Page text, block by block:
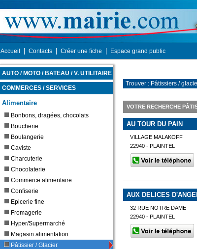
Accueil Contacts Créer une fiche Espace grand public
AUTO / MOTO / BATEAU / V. UTILITAIRE
COMMERCES / SERVICES
Alimentaire
Bonbons, dragées, chocolats
Boucherie
Boulangerie
Caviste
Charcuterie
Chocolaterie
Commerce alimentaire
Confiserie
Epicerie fine
Fromagerie
Hyper/Supermarché
Magasin alimentation
Pâtissier / Glacier
Trouver : Pâtissiers /
VOTRE RECHERCHE
AU TOUR DU PAIN
VILLAGE MALAKOFF
22940 - PLAINTEL
AUX DELICES
32 RUE NOTRE DAME
22940 - PLAINTEL